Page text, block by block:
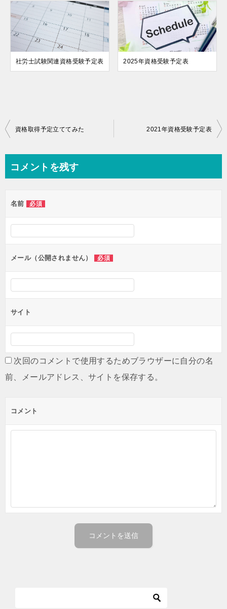
社労士試験関連資格受験予定表 2025年資格受験予定表
投
ビ
ー
シ
ン
資格取得予定立ててみた 2021年資格受験予定表
コメントを残す
名前 必須
メール（公開されません） 必須
サイト
次回のコメントで使用するためブラウザーに自分の名
前、メールアドレス、サイトを保存する。
コメント